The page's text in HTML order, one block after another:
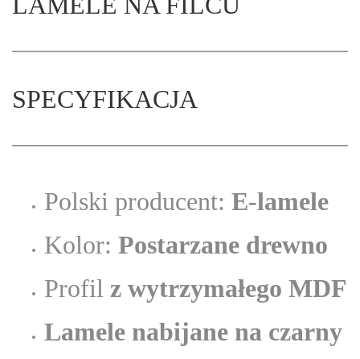
SPECYFIKACJA
Polski producent: E-lamele
Kolor: Postarzane drewno
Profil z wytrzymałego MDF
Lamele nabijane na czarny